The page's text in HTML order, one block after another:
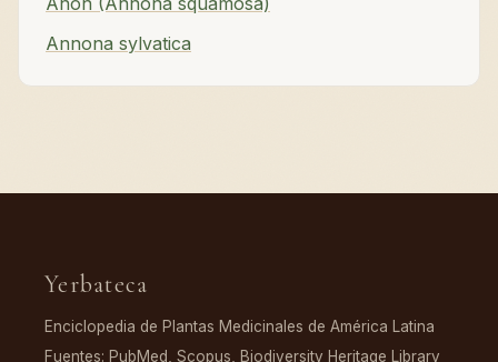
Annona sylvatica
Yerbateca
Enciclopedia de Plantas Medicinales de América Latina
Fuentes: PubMed, Scopus, Biodiversity Heritage Library